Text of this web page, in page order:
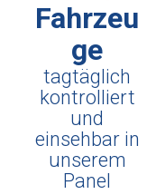
Fahrzeu
ge
tagtäglich
kontrolliert
und
einsehbar in
unserem
Panel